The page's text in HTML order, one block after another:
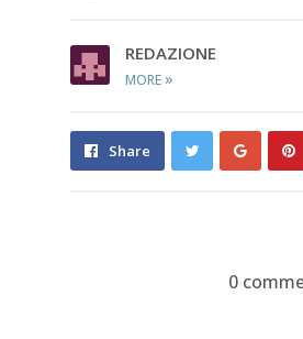
RE­DA­ZIO­NE
MORE »
Share
Share
0